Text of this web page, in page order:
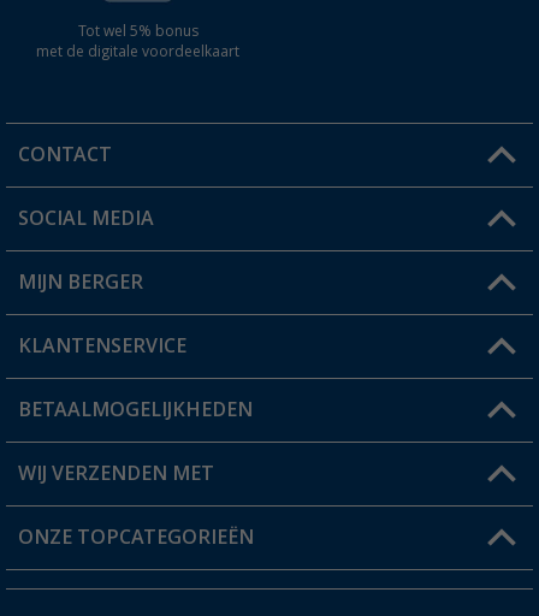
Tot wel 5% bonus
met de digitale voordeelkaart
CONTACT
Een vraag?
Winkel vinden
SOCIAL MEDIA
MIJN BERGER
Mijn account
Status bestelling
Verlanglijstje
KLANTENSERVICE
FAQ & Contact
Verzendinformatie
Catalogus
BETAALMOGELIJKHEDEN
WIJ VERZENDEN MET
ONZE TOPCATEGORIEËN